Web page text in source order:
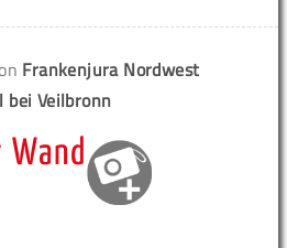
Frankenjura Nordwest
Veilbronn